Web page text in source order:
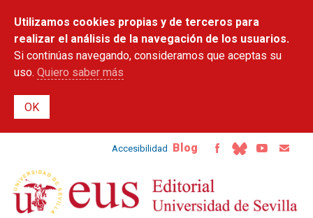
contenido
principal
Utilizamos cookies propias y de terceros para
realizar el análisis de la navegación de los usuarios.
Si continúas navegando, consideramos que aceptas su
uso. Quiero saber más
Accesibilidad Blog